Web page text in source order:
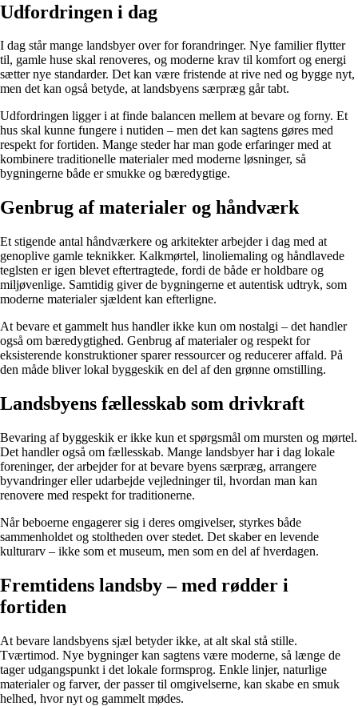
Udfordringen i dag
I dag står mange landsbyer over for forandringer. Nye familier flytter
til, gamle huse skal renoveres, og moderne krav til komfort og energi
sætter nye standarder. Det kan være fristende at rive ned og bygge nyt,
men det kan også betyde, at landsbyens særpræg går tabt.
Udfordringen ligger i at finde balancen mellem at bevare og forny. Et
hus skal kunne fungere i nutiden – men det kan sagtens gøres med
respekt for fortiden. Mange steder har man gode erfaringer med at
kombinere traditionelle materialer med moderne løsninger, så
bygningerne både er smukke og bæredygtige.
Genbrug af materialer og håndværk
Et stigende antal håndværkere og arkitekter arbejder i dag med at
genoplive gamle teknikker. Kalkmørtel, linoliemaling og håndlavede
teglsten er igen blevet eftertragtede, fordi de både er holdbare og
miljøvenlige. Samtidig giver de bygningerne et autentisk udtryk, som
moderne materialer sjældent kan efterligne.
At bevare et gammelt hus handler ikke kun om nostalgi – det handler
også om bæredygtighed. Genbrug af materialer og respekt for
eksisterende konstruktioner sparer ressourcer og reducerer affald. På
den måde bliver lokal byggeskik en del af den grønne omstilling.
Landsbyens fællesskab som drivkraft
Bevaring af byggeskik er ikke kun et spørgsmål om mursten og mørtel.
Det handler også om fællesskab. Mange landsbyer har i dag lokale
foreninger, der arbejder for at bevare byens særpræg, arrangere
byvandringer eller udarbejde vejledninger til, hvordan man kan
renovere med respekt for traditionerne.
Når beboerne engagerer sig i deres omgivelser, styrkes både
sammenholdet og stoltheden over stedet. Det skaber en levende
kulturarv – ikke som et museum, men som en del af hverdagen.
Fremtidens landsby – med rødder i
fortiden
At bevare landsbyens sjæl betyder ikke, at alt skal stå stille.
Tværtimod. Nye bygninger kan sagtens være moderne, så længe de
tager udgangspunkt i det lokale formsprog. Enkle linjer, naturlige
materialer og farver, der passer til omgivelserne, kan skabe en smuk
helhed, hvor nyt og gammelt mødes.